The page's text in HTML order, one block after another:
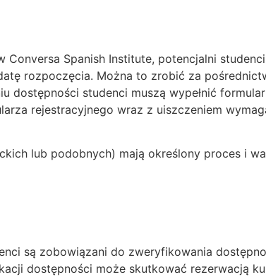
Spanish Institute, potencjalni
rozpoczęcia. Można to zrobić za
dostępności studenci muszą wypełnić
rejestracyjnego wraz z uiszczeniem
lub podobnych) mają określony proces i
są zobowiązani do zweryfikowania
dostępności może skutkować rezerwacją